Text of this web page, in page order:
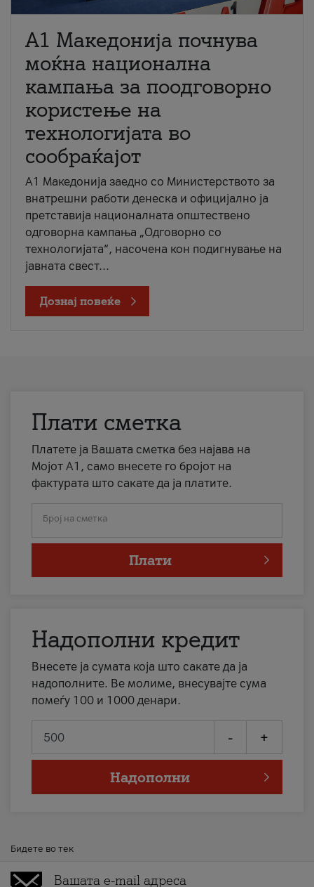
A1 Македонија почнува
моќна национална
кампања за поодговорно
користење на
технологијата во
сообраќајот
A1 Македонија заедно со Министерството за
внатрешни работи денеска и официјално ја
претставија националната општествено
одговорна кампања „Одговорно со
технологијата“, насочена кон подигнување на
јавната свест...
Дознај повеќе
Плати сметка
Платете ја Вашата сметка без најава на
Мојот А1, само внесете го бројот на
фактурата што сакате да ја платите.
Број на сметка
Плати
Надополни кредит
Внесете ја сумата која што сакате да ја
надополните. Ве молиме, внесувајте сума
помеѓу 100 и 1000 денари.
- +
Надополни
Бидете во тек